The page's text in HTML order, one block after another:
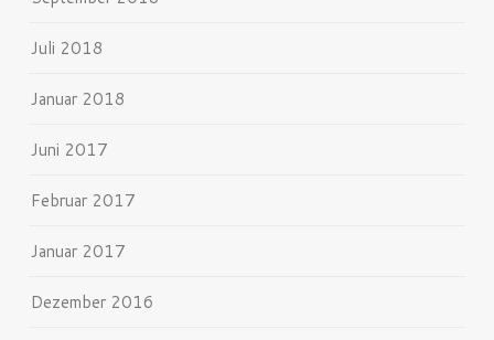
Juli 2018
Januar 2018
Juni 2017
Februar 2017
Januar 2017
Dezember 2016